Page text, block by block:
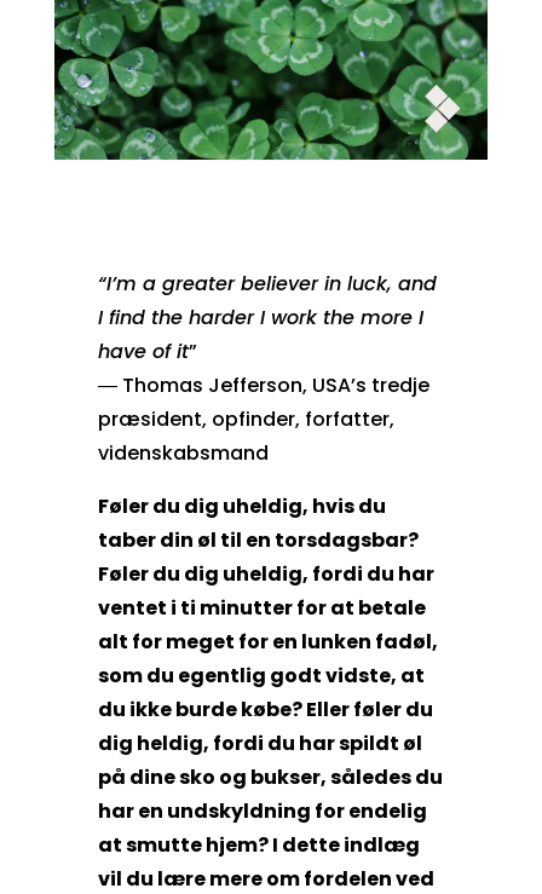
“I’m a greater believer in luck, and
I find the harder I work the more I
have of it”
― Thomas Jefferson, USA’s tredje
præsident, opfinder, forfatter,
videnskabsmand
Føler du dig uheldig, hvis du
taber din øl til en torsdagsbar?
Føler du dig uheldig, fordi du har
ventet i ti minutter for at betale
alt for meget for en lunken fadøl,
som du egentlig godt vidste, at
du ikke burde købe? Eller føler du
dig heldig, fordi du har spildt øl
på dine sko og bukser, således du
har en undskyldning for endelig
at smutte hjem? I dette indlæg
vil du lære mere om fordelen ved